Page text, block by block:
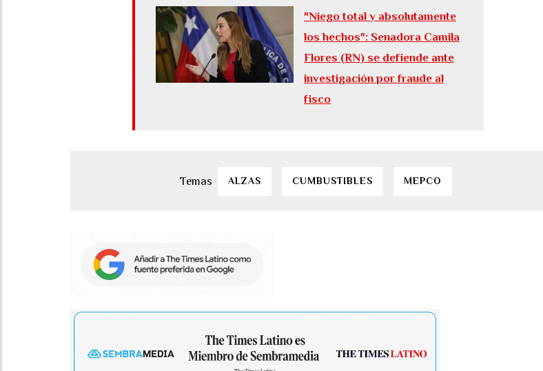
"Niego total y absolutamente
los hechos": Senadora Camila
Flores (RN) se defiende ante
investigación por fraude al
fisco
ALZAS CUMBUSTIBLES MEPCO